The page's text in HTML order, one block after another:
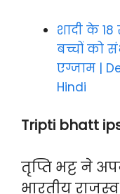
शादी के
बच्चों को
एग्जाम |
Hindi
Tripti bhatt
तृप्ति भट्ट ने
भारतीय